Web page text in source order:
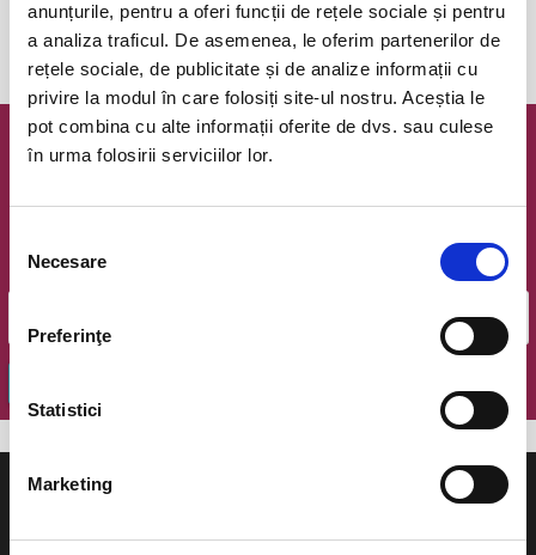
anunțurile, pentru a oferi funcții de rețele sociale și pentru
a analiza traficul. De asemenea, le oferim partenerilor de
rețele sociale, de publicitate și de analize informații cu
privire la modul în care folosiți site-ul nostru. Aceștia le
pot combina cu alte informații oferite de dvs. sau culese
în urma folosirii serviciilor lor.
consimțământului
Necesare
Preferinţe
Statistici
Marketing
Evenimentul a expirat.
Newsletter @ Bilete.ro
Email